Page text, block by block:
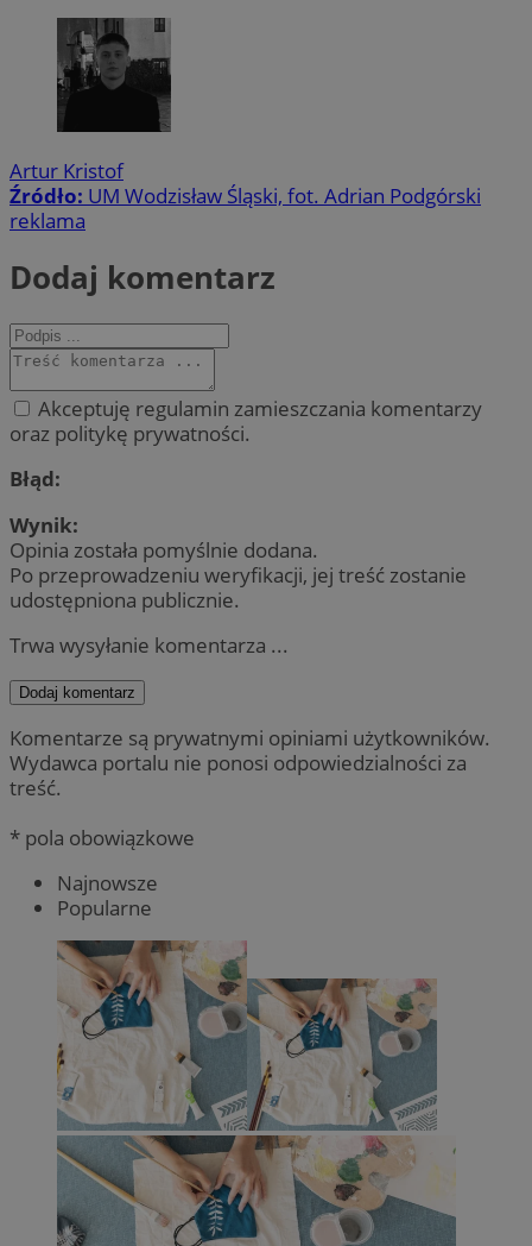
Artur Kristof
Źródło: UM Wodzisław Śląski, fot. Adrian Podgórski
reklama
Dodaj komentarz
Akceptuję regulamin zamieszczania komentarzy
oraz politykę prywatności.
Błąd:
Wynik:
Opinia została pomyślnie dodana.
Po przeprowadzeniu weryfikacji, jej treść zostanie
udostępniona publicznie.
Trwa wysyłanie komentarza ...
Dodaj komentarz
Komentarze są prywatnymi opiniami użytkowników.
Wydawca portalu nie ponosi odpowiedzialności za
treść.
* pola obowiązkowe
Najnowsze
Popularne